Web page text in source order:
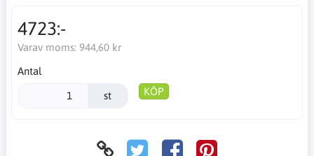
4723:-
Varav moms: 944,60 kr
Antal
st KÖP